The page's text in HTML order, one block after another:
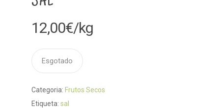
12,00€/kg
Esgotado
Categoria: Frutos Secos
Etiqueta: sal